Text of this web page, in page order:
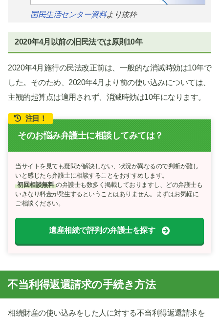
国民生活センター資料より抜粋
2020年4月以前の旧民法では原則10年
2020年4月施行の民法改正前は、一般的な消滅時効は10年で
した。そのため、2020年4月より前の使い込みについては、
主観的起算点は適用されず、消滅時効は10年になります。
注目！
そのお悩み弁護士に相談してみては？
当サイトを見ても疑問が解決しない、状況が異なるので判断が難し
いと感じたら弁護士に相談することをおすすめします。
初回相談無料 の弁護士も数多く掲載しておりますし、どの弁護士も
いきなり料金が発生するということはありません。まずはお気軽に
ご相談ください。
遺産相続で評判の弁護士を探す
不当利得返還請求の手続き方法
相続財産の使い込みをした人に対する不当利得返還請求を